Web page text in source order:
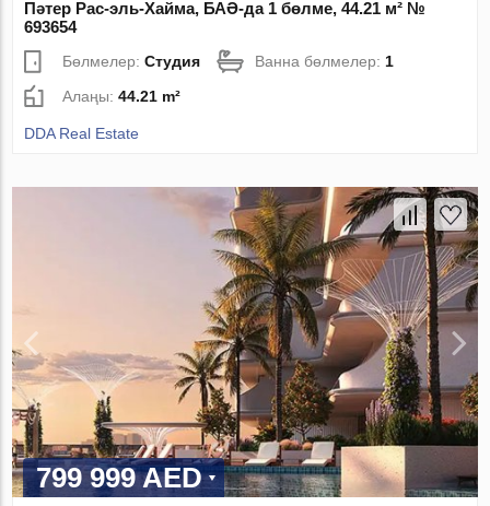
Пәтер Рас-эль-Хайма, БАӘ-да 1 бөлме, 44.21 м² №
693654
Бөлмелер:Студия Ванна бөлмелер: 1
Алаңы:44.21 m²
DDA Real Estate
799 999 AED